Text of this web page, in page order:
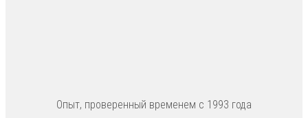
Опыт, проверенный временем с 1993 года